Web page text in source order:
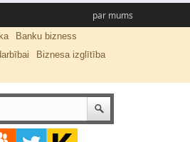
par mums
Banku bizness
Biznesa izglītība